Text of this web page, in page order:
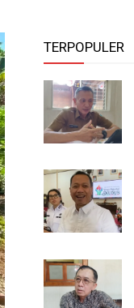
TERPOPULER